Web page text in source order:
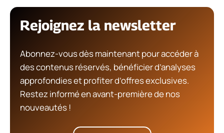
Rejoignez la newsletter
Abonnez-vous dès maintenant pour accéder à
des contenus réservés, bénéficier d’analyses
approfondies et profiter d’offres exclusives.
Restez informé en avant-première de nos
nouveautés !